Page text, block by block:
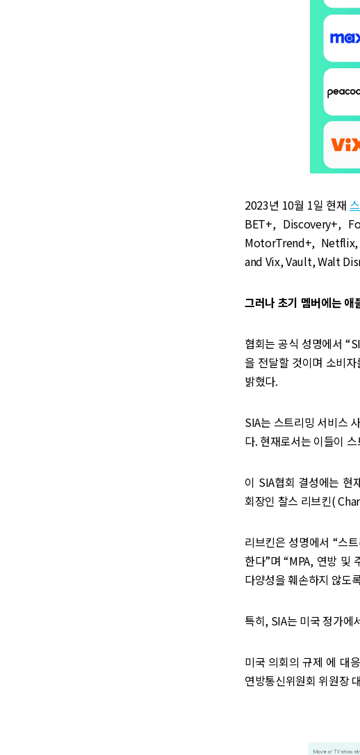
2023년 10월 1일 현재
BET+, Discovery+,
MotorTrend+,
and Vix, Vault, Walt
그러나 초기 멤버에는
협회는 공식 성명에서
을 전달할 것이며 소비
밝혔다.
SIA는 스트리밍 서비스
다. 현재로서는 이들이
이 SIA협회 결성에는
회장인 찰스 리브킨(
리브킨은 성명에서 “스
한다”며 “MPA, 연방 및
다양성을 훼손하지 않도
특히, SIA는 미국 정가에
미국 의회의 규제 에 대
연방통신위원회 위원장